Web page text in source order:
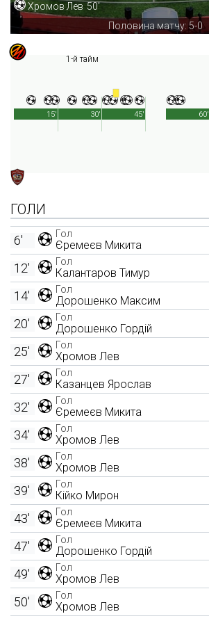
Хромов Лев 50'
Половина матчу: 5-0
1-й тайм
45'
15' 30' 60'
ГОЛИ
Гол
Єремеєв Микита
6'
Гол
Калантаров Тимур
12'
Гол
Дорошенко Максим
14'
Гол
Дорошенко Гордій
20'
Гол
Хромов Лев
25'
Гол
Казанцев Ярослав
27'
Гол
Єремеєв Микита
32'
Гол
Хромов Лев
34'
Гол
Хромов Лев
38'
Гол
Кійко Мирон
39'
Гол
Єремеєв Микита
43'
Гол
Дорошенко Гордій
47'
Гол
Хромов Лев
49'
Гол
Хромов Лев
50'